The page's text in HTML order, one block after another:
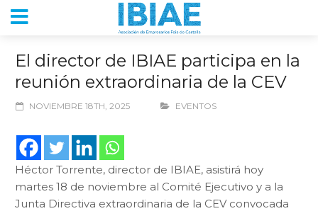
El director de IBIAE participa en la
reunión extraordinaria de la CEV
NOVIEMBRE 18TH, 2025 EVENTOS
Héctor Torrente, director de IBIAE, asistirá hoy
martes 18 de noviembre al Comité Ejecutivo y a la
Junta Directiva extraordinaria de la CEV convocada